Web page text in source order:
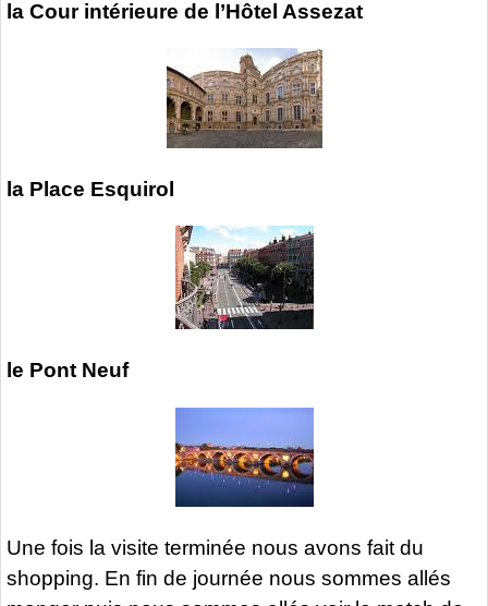
la Cour intérieure de l’Hôtel Assezat
la Place Esquirol
le Pont Neuf
Une fois la visite terminée nous avons fait du
shopping. En fin de journée nous sommes allés